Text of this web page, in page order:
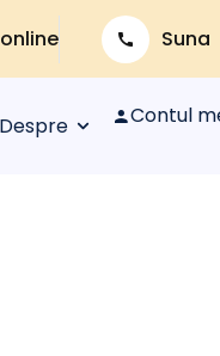
Suna
Despre Contul